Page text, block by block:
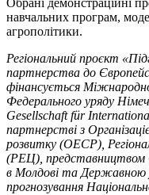
Обрані демонстраційні
навчальних програм,
агрополітики.
Регіональний проєкт
партнерства до
фінансується
Федерального уряду
Gesellschaft für
партнерстві з
розвитку (ОЕСР),
(РЕЦ), представництвом
в Молдові та Державною
прогнозування